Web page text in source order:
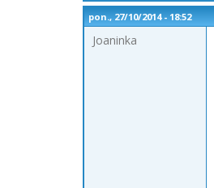
pon., 27/10/2014 - 18:52
Joaninka